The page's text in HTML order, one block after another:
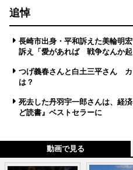
追悼
長崎市出身・平和訴えた美輪明
訴え「愛があれば 戦争なんか起
つげ義春さんと白土三平さん
は？
死去した丹羽宇一郎さんは、経
ど読書』ベストセラーに
動画で見る